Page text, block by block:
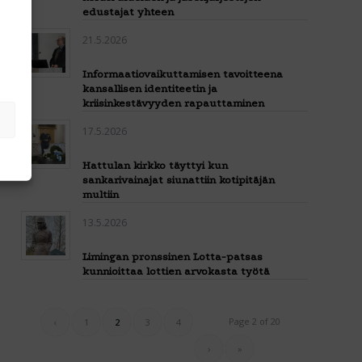
edustajat yhteen
21.5.2026
Informaatiovaikuttamisen tavoitteena
kansallisen identiteetin ja
kriisinkestävyyden rapauttaminen
17.5.2026
Hattulan kirkko täyttyi kun
sankarivainajat siunattiin kotipitäjän
multiin
13.5.2026
Limingan pronssinen Lotta-patsas
kunnioittaa lottien arvokasta työtä
Page 2 of 20
‹ 1 2 3 4
› »